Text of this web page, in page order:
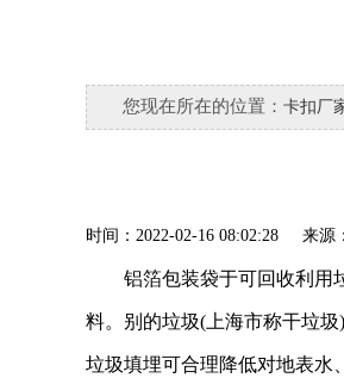
您现在所在的位置： 卡扣厂
时间：2022-02-16 08:02:28 来
铝箔包装袋于可回收利用
料。别的垃圾(上海市称干垃
垃圾填埋可合理降低对地表水